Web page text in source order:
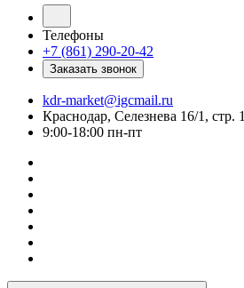
Телефоны
+7 (861) 290-20-42
Заказать звонок
kdr-market@igcmail.ru
Краснодар, Селезнева 16/1, стр. 1
9:00-18:00 пн-пт